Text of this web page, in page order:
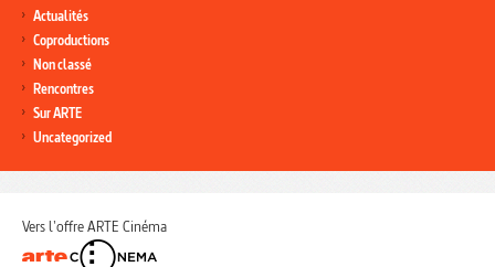
Actualités
Coproductions
Non classé
Rencontres
Sur ARTE
Uncategorized
Vers l'offre ARTE Cinéma